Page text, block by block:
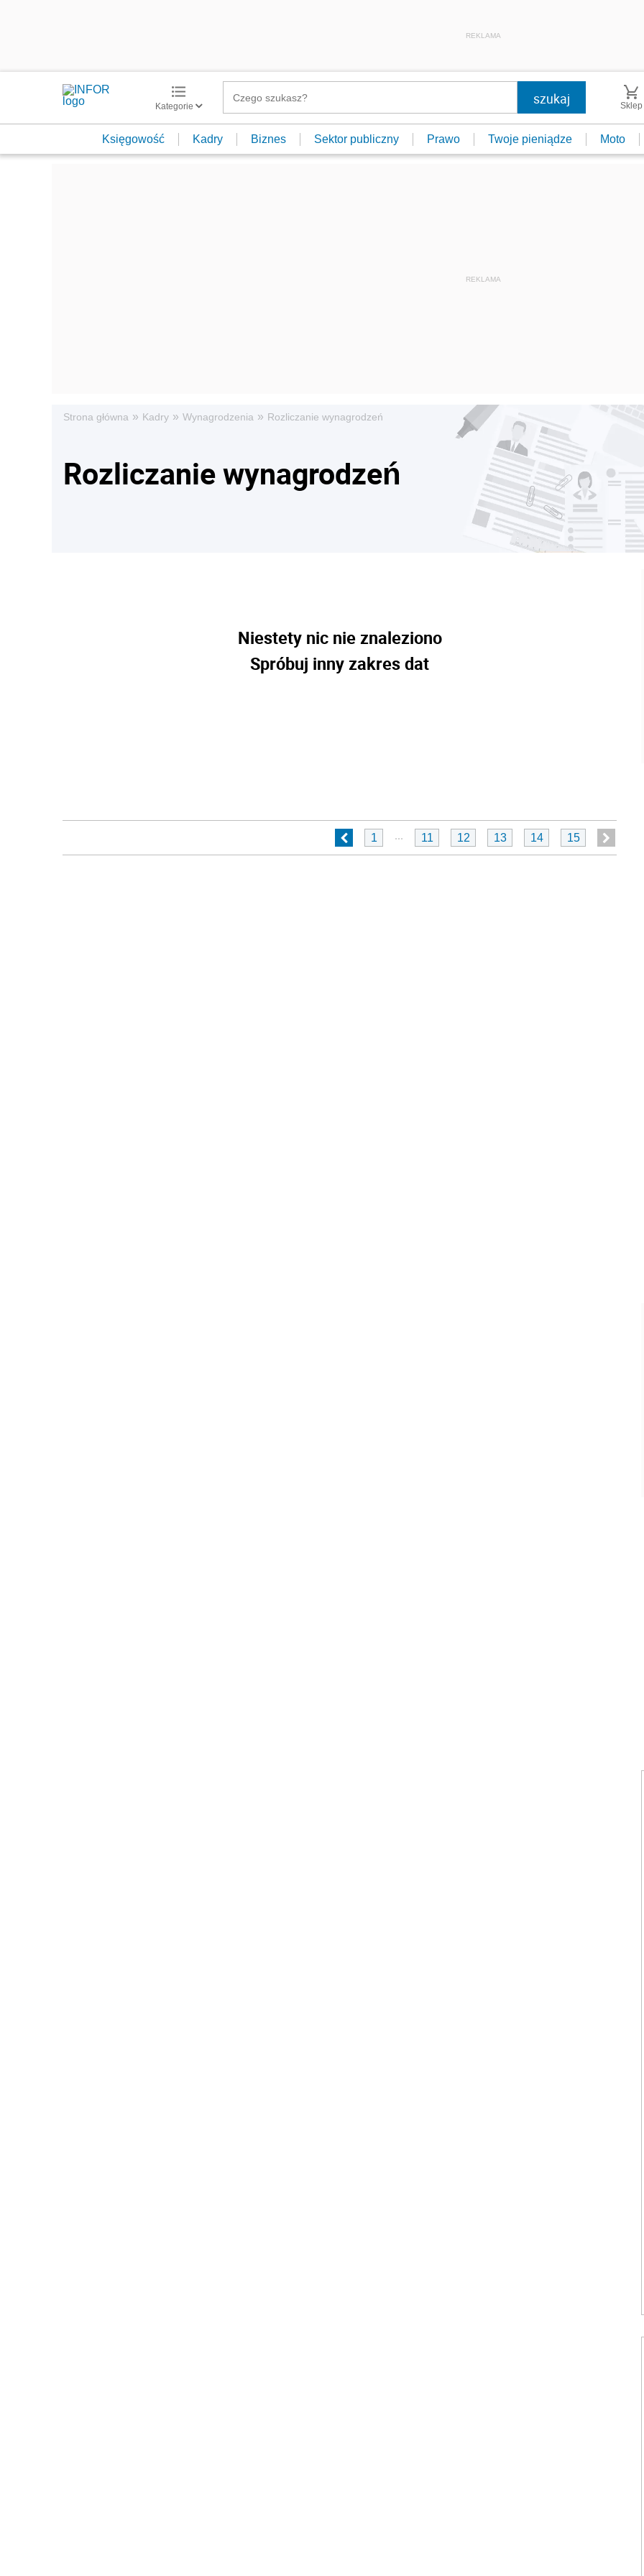
REKLAMA
Kategorie Sklep
Księgowość Kadry Biznes Sektor publiczny Prawo Twoje pieniądze Moto
Strona główna » Kadry » Wynagrodzenia » Rozliczanie wynagrodzeń
Rozliczanie wynagrodzeń
Niestety nic nie znaleziono
Spróbuj inny zakres dat
1 ... 11 12 13 14 15